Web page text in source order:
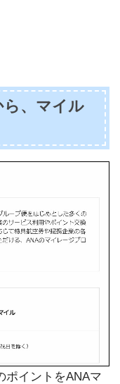
、マイル
ポイントをANAマ